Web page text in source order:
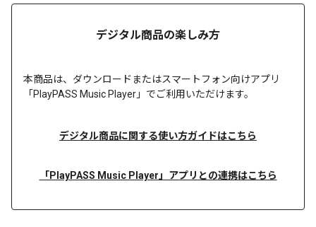
デジタル商品の楽しみ方
本商品は、 ダウンロードまたはスマートフォン向けアプリ
「PlayPASS Music Player」でご利用いただけます。
デジタル商品に関する使い方ガイドはこちら
「PlayPASS Music Player」アプリとの連携はこちら